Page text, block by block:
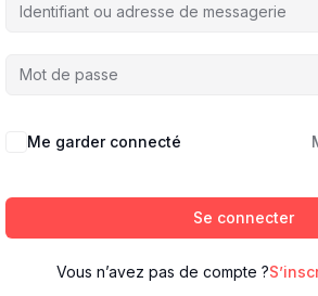
Me garder connecté
Se connecter
Vous n’avez pas de compte ?